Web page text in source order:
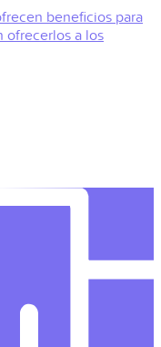
beneficios para
ofrecerlos a los